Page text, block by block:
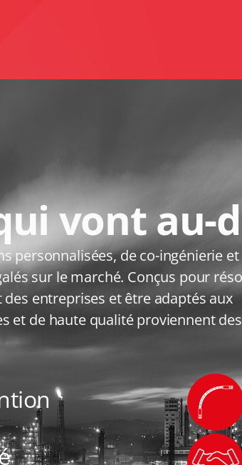
vont au-
personnalisées, de co-ingénierie et
sur le marché. Conçus pour
entreprises et être adaptés aux
et de haute qualité proviennent des